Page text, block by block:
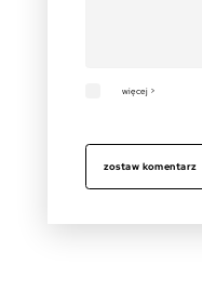
więcej >
zostaw komentarz